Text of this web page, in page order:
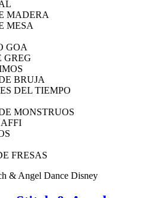
MADERA
MESA
GOA
GREG
BRUJA
DEL TIEMPO
MONSTRUOS
FRESAS